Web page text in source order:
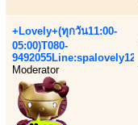
+Lovely+(ทุกวัน11:00-
05:00)T080-
9492055Line:spalovely123
Moderator